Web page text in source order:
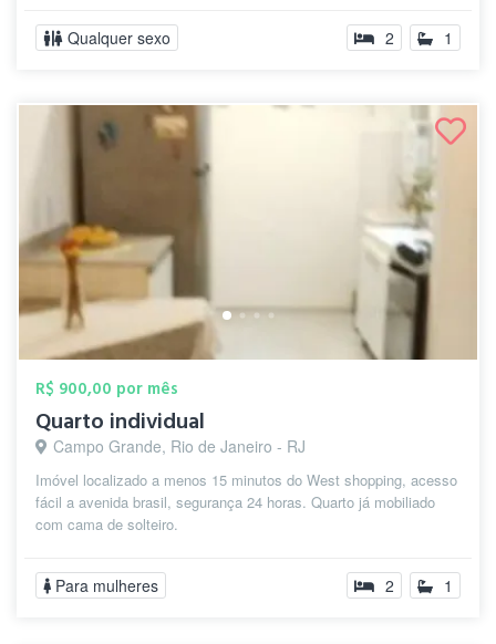
Qualquer sexo 2 1
R$ 900,00 por mês
Quarto individual
Campo Grande, Rio de Janeiro - RJ
Imóvel localizado a menos 15 minutos do West shopping, acesso
fácil a avenida brasil, segurança 24 horas. Quarto já mobiliado
com cama de solteiro.
Para mulheres 2 1